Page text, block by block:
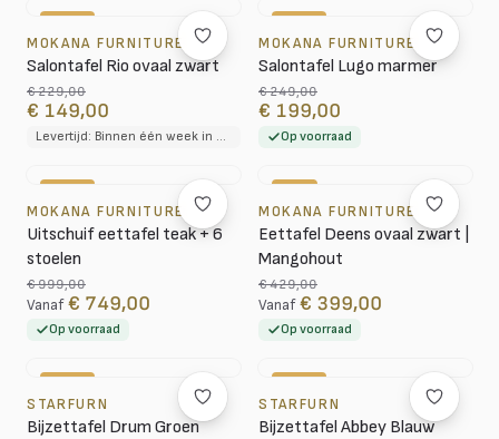
MOKANA FURNITURE
Salontafel Rio ovaal zwart
€ 229,00
€ 149,00
Levertijd: Binnen één week in huis
MOKANA FURNITURE
Salontafel Lugo marmer
€ 249,00
€ 199,00
Op voorraad
MOKANA FURNITURE
Uitschuif eettafel teak + 6
stoelen
€ 999,00
Vanaf € 749,00
Op voorraad
MOKANA FURNITURE
Eettafel Deens ovaal zwart |
Mangohout
€ 429,00
Vanaf € 399,00
Op voorraad
STARFURN
Bijzettafel Drum Groen
STARFURN
Bijzettafel Abbey Blauw